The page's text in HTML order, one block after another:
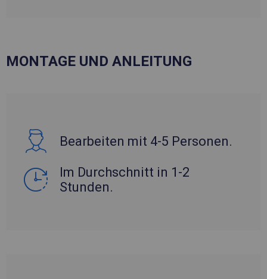
MONTAGE UND ANLEITUNG
Bearbeiten mit 4-5 Personen.
Im Durchschnitt in 1-2
Stunden.